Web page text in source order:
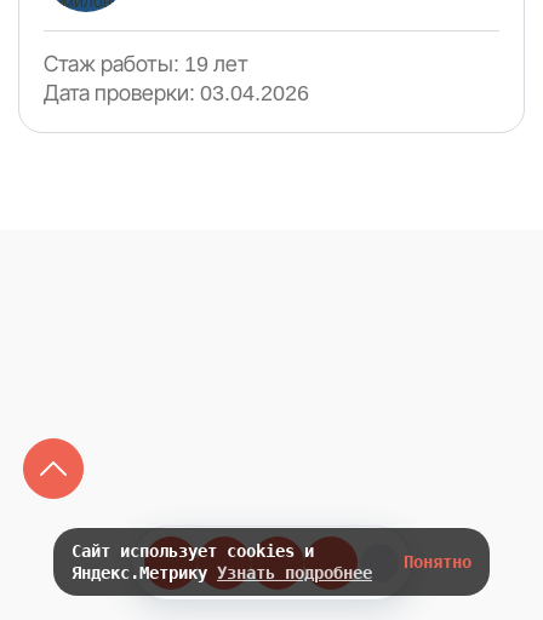
Стаж работы: 19 лет
Дата проверки: 03.04.2026
Сайт использует cookies и
Яндекс.Метрику Узнать подробнее
Понятно